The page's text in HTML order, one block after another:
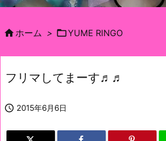
ホーム > YUME RINGO
フリマしてまーす♬♬
 2015年6月6日